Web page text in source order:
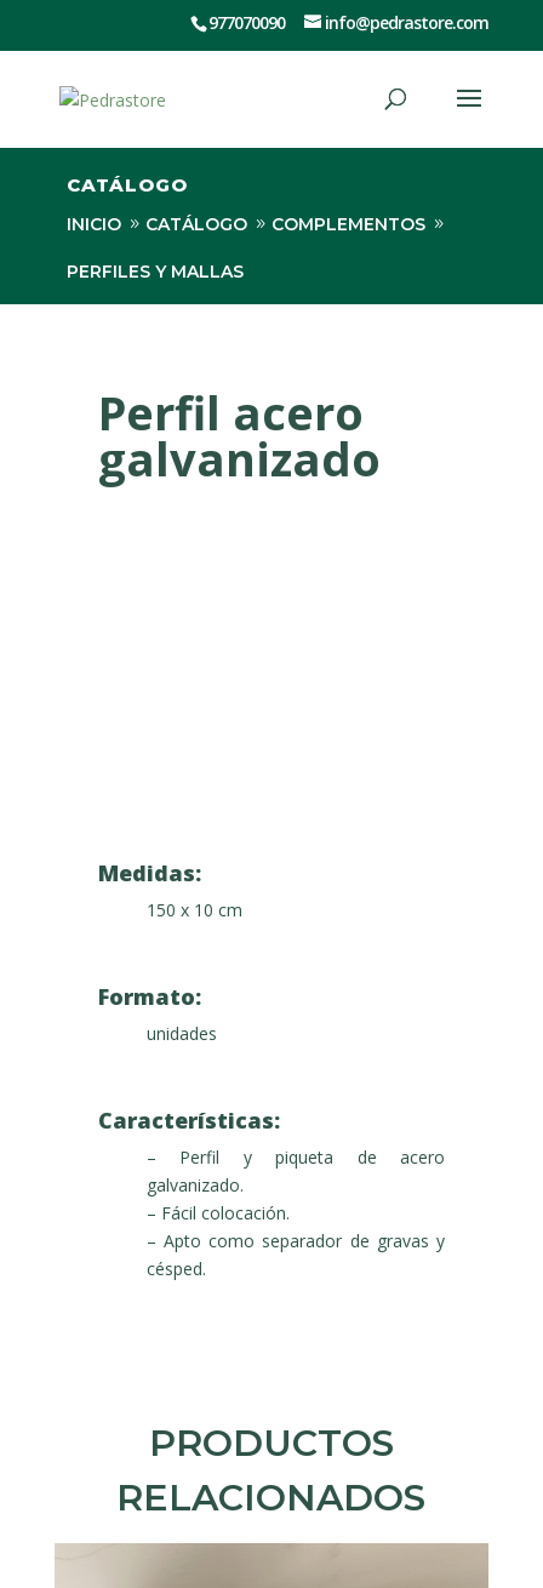
977070090 info@pedrastore.com
CATÁLOGO
INICIO CATÁLOGO COMPLEMENTOS
PERFILES Y MALLAS
Perfil acero
galvanizado
Medidas:
150 x 10 cm
Formato:
unidades
Características:
– Perfil y piqueta de acero
galvanizado.
– Fácil colocación.
– Apto como separador de gravas y
césped.
PRODUCTOS
RELACIONADOS